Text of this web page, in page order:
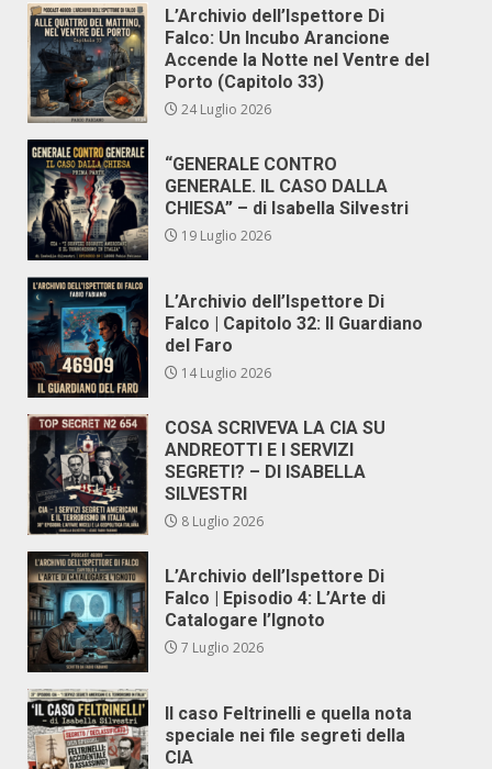
L’Archivio dell’Ispettore Di
Falco: Un Incubo Arancione
Accende la Notte nel Ventre del
Porto (Capitolo 33)
24 Luglio 2026
“GENERALE CONTRO
GENERALE. IL CASO DALLA
CHIESA” – di Isabella Silvestri
19 Luglio 2026
L’Archivio dell’Ispettore Di
Falco | Capitolo 32: Il Guardiano
del Faro
14 Luglio 2026
COSA SCRIVEVA LA CIA SU
ANDREOTTI E I SERVIZI
SEGRETI? – DI ISABELLA
SILVESTRI
8 Luglio 2026
L’Archivio dell’Ispettore Di
Falco | Episodio 4: L’Arte di
Catalogare l’Ignoto
7 Luglio 2026
Il caso Feltrinelli e quella nota
speciale nei file segreti della
CIA